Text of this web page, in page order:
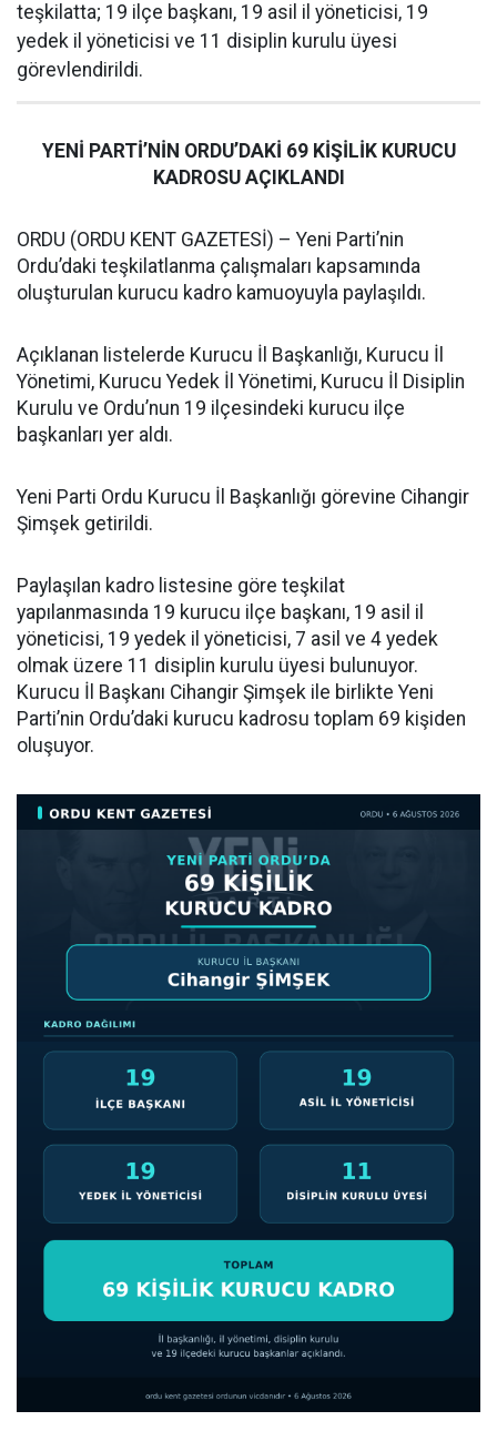
teşkilatta; 19 ilçe başkanı, 19 asil il yöneticisi, 19
yedek il yöneticisi ve 11 disiplin kurulu üyesi
görevlendirildi.
YENİ PARTİ’NİN ORDU’DAKİ 69 KİŞİLİK KURUCU
KADROSU AÇIKLANDI
ORDU (ORDU KENT GAZETESİ) – Yeni Parti’nin
Ordu’daki teşkilatlanma çalışmaları kapsamında
oluşturulan kurucu kadro kamuoyuyla paylaşıldı.
Açıklanan listelerde Kurucu İl Başkanlığı, Kurucu İl
Yönetimi, Kurucu Yedek İl Yönetimi, Kurucu İl Disiplin
Kurulu ve Ordu’nun 19 ilçesindeki kurucu ilçe
başkanları yer aldı.
Yeni Parti Ordu Kurucu İl Başkanlığı görevine Cihangir
Şimşek getirildi.
Paylaşılan kadro listesine göre teşkilat
yapılanmasında 19 kurucu ilçe başkanı, 19 asil il
yöneticisi, 19 yedek il yöneticisi, 7 asil ve 4 yedek
olmak üzere 11 disiplin kurulu üyesi bulunuyor.
Kurucu İl Başkanı Cihangir Şimşek ile birlikte Yeni
Parti’nin Ordu’daki kurucu kadrosu toplam 69 kişiden
oluşuyor.